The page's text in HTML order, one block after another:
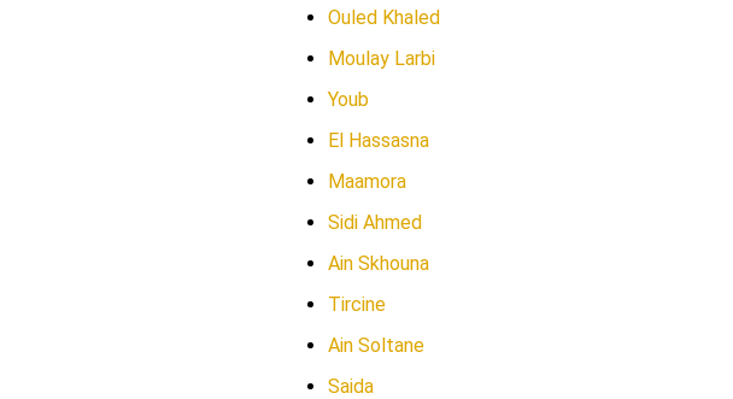
Ouled Khaled
Moulay Larbi
Youb
El Hassasna
Maamora
Sidi Ahmed
Ain Skhouna
Tircine
Ain Soltane
Saida